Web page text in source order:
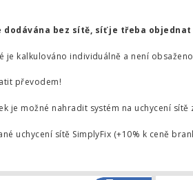
dodávána bez sítě, síť je třeba objednat
je kalkulováno individuálně a není
převodem!
je možné nahradit systém na uchycení sítě
uchycení sítě SimplyFix (+10% k ceně